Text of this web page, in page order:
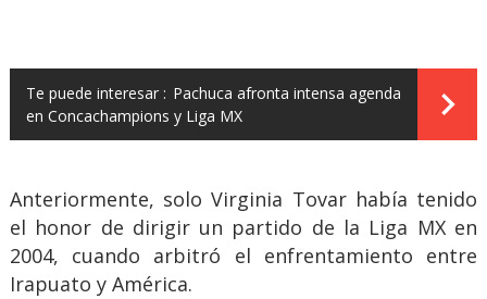
Te puede interesar : Pachuca afronta intensa agenda
en Concachampions y Liga MX
Anteriormente, solo Virginia Tovar había tenido
el honor de dirigir un partido de la Liga MX en
2004, cuando arbitró el enfrentamiento entre
Irapuato y América.